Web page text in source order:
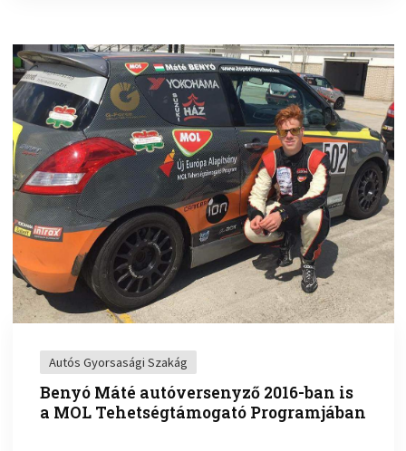
Autós Gyorsasági Szakág
Benyó Máté autóversenyző 2016-ban is
a MOL Tehetségtámogató Programjában